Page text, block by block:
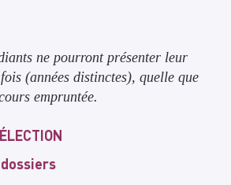
ne pourront présenter leur
(années distinctes), quelle que
empruntée.